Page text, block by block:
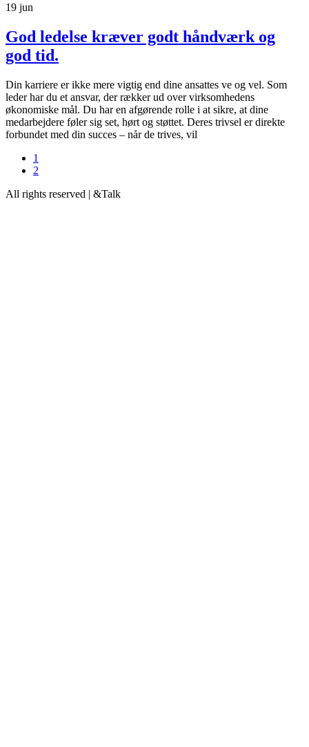
19 jun
God ledelse kræver godt håndværk og
god tid.
Din karriere er ikke mere vigtig end dine ansattes ve og vel. Som
leder har du et ansvar, der rækker ud over virksomhedens
økonomiske mål. Du har en afgørende rolle i at sikre, at dine
medarbejdere føler sig set, hørt og støttet. Deres trivsel er direkte
forbundet med din succes – når de trives, vil
1
2
All rights reserved | &Talk